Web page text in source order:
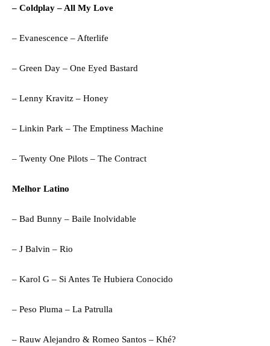
– Coldplay – All My Love
– Evanescence – Afterlife
– Green Day – One Eyed Bastard
– Lenny Kravitz – Honey
– Linkin Park – The Emptiness Machine
– Twenty One Pilots – The Contract
Melhor Latino
– Bad Bunny – Baile Inolvidable
– J Balvin – Rio
– Karol G – Si Antes Te Hubiera Conocido
– Peso Pluma – La Patrulla
– Rauw Alejandro & Romeo Santos – Khé?